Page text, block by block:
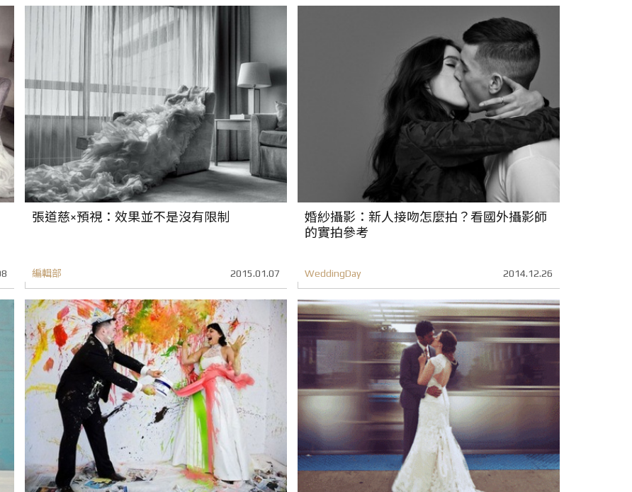
張道慈×預視：效果並不是沒有限制
編輯部 2015.01.07
婚紗攝影：新人接吻怎麼拍？看國外攝影師
的實拍參考
WeddingDay 2014.12.26